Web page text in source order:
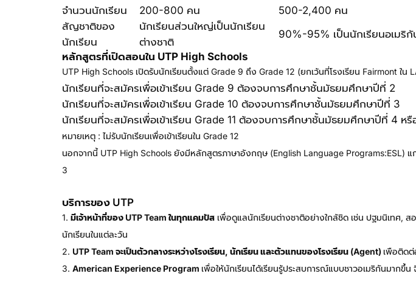
จำนวนนักเรียน
200-800 คน 500-2,400 คน
สัญชาติของ
นักเรียน
นักเรียนส่วนใหญ่เป็นนักเรียน
ต่างชาติ
90%-95% เป็นนักเรียนอเมริกั
หลักสูตรที่เปิดสอนใน UTP High Schools
UTP High Schools เปิดรับนักเรียนตั้งแต่ Grade 9 ถึง Grade 12 (ยกเว้นที่โรงเรียน Fairmont ใ
นักเรียนที่จะสมัครเพื่อเข้าเรียน Grade 9 ต้องจบการศึกษาชั้นมัธยมศึกษาปีที่ 2
นักเรียนที่จะสมัครเพื่อเข้าเรียน Grade 10 ต้องจบการศึกษาชั้นมัธยมศึกษาปีที่ 3
นักเรียนที่จะสมัครเพื่อเข้าเรียน Grade 11 ต้องจบการศึกษาชั้นมัธยมศึกษาปีที่ 4 ห
หมายเหตุ : ไม่รับนักเรียนเพื่อเข้าเรียนใน Grade 12
นอกจากนี้ UTP High Schools ยังมีหลักสูตรภาษาอังกฤษ (English Language Programs:ESL)
3
บริการของ UTP
1. มีเจ้าหน้าที่ของ UTP Team ในทุกแคมปัส เพื่อดูแลนักเรียนต่างชาติอย่างใกล้ชิด เช่น ปฐมนิเทศ, ส
นักเรียนในแต่ละวัน
2. UTP Team จะเป็นตัวกลางระหว่างโรงเรียน, นักเรียน และตัวแทนของโรงเรียน (agent) เพือติดต่
3. American Experience Program เพื่อให้นักเรียนได้เรียนรู้ประสบการณ์แบบชาวอเมริกันมาก